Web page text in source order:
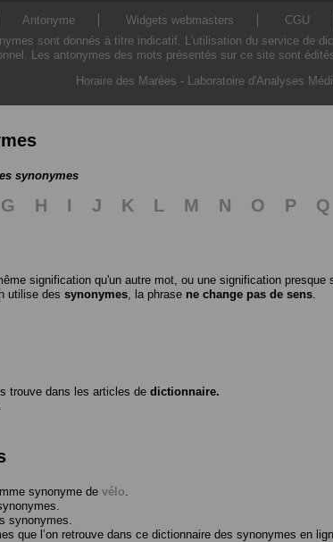
Antonyme Widgets webmasters CGU
sont donnés à titre indicatif. L'utilisation du service de
Les antonymes des mots présentés sur ce site sont
Horaire des Marées - Laboratoire d'Analyses
synonymes
G H I J K L M N O P Q
signification qu'un autre mot, ou une signification presque
utilise des synonymes , la phrase ne change pas de sens
trouve dans les articles de dictionnaire.
synonyme de vélo
synonymes.
que l’on retrouve dans ce dictionnaire des synonymes en